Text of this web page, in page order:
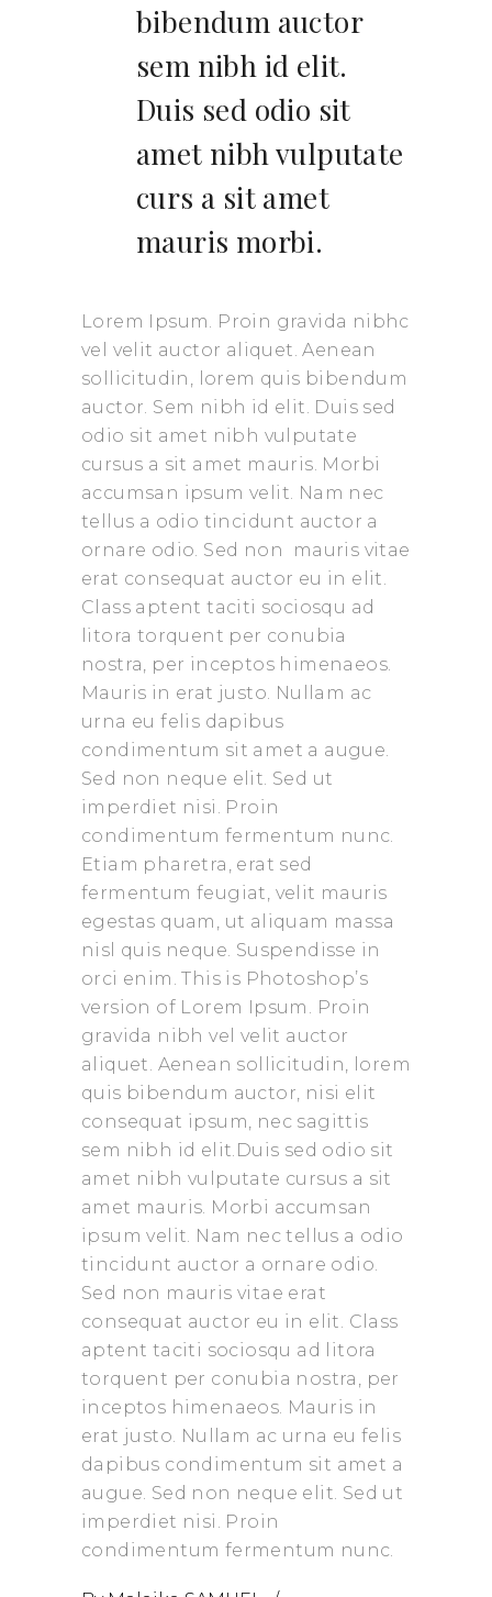
bibendum auctor
sem nibh id elit.
Duis sed odio sit
amet nibh vulputate
curs a sit amet
mauris morbi.
Lorem Ipsum. Proin gravida nibhc
vel velit auctor aliquet. Aenean
sollicitudin, lorem quis bibendum
auctor. Sem nibh id elit. Duis sed
odio sit amet nibh vulputate
cursus a sit amet mauris. Morbi
accumsan ipsum velit. Nam nec
tellus a odio tincidunt auctor a
ornare odio. Sed non mauris vitae
erat consequat auctor eu in elit.
Class aptent taciti sociosqu ad
litora torquent per conubia
nostra, per inceptos himenaeos.
Mauris in erat justo. Nullam ac
urna eu felis dapibus
condimentum sit amet a augue.
Sed non neque elit. Sed ut
imperdiet nisi. Proin
condimentum fermentum nunc.
Etiam pharetra, erat sed
fermentum feugiat, velit mauris
egestas quam, ut aliquam massa
nisl quis neque. Suspendisse in
orci enim. This is Photoshop’s
version of Lorem Ipsum. Proin
gravida nibh vel velit auctor
aliquet. Aenean sollicitudin, lorem
quis bibendum auctor, nisi elit
consequat ipsum, nec sagittis
sem nibh id elit.Duis sed odio sit
amet nibh vulputate cursus a sit
amet mauris. Morbi accumsan
ipsum velit. Nam nec tellus a odio
tincidunt auctor a ornare odio.
Sed non mauris vitae erat
consequat auctor eu in elit. Class
aptent taciti sociosqu ad litora
torquent per conubia nostra, per
inceptos himenaeos. Mauris in
erat justo. Nullam ac urna eu felis
dapibus condimentum sit amet a
augue. Sed non neque elit. Sed ut
imperdiet nisi. Proin
condimentum fermentum nunc.